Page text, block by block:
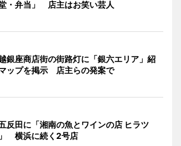
・弁当」 店主はお笑い芸人
銀座商店街の街路灯に「銀六エリア」紹
ップを掲示 店主らの発案で
反田に「湘南の魚とワインの店 ヒラツ
横浜に続く2号店